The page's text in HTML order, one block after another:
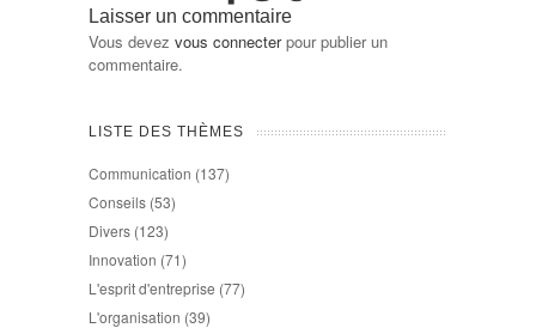
Laisser un commentaire
Vous devez vous connecterpour publier un
commentaire.
LISTE DES THÈMES
Communication (137)
Conseils (53)
Divers (123)
Innovation (71)
L'esprit d'entreprise (77)
L'organisation (39)